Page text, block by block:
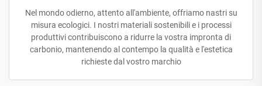
Nel mondo odierno, attento all'ambiente, offriamo nastri su
misura ecologici. I nostri materiali sostenibili e i processi
produttivi contribuiscono a ridurre la vostra impronta di
carbonio, mantenendo al contempo la qualità e l'estetica
richieste dal vostro marchio